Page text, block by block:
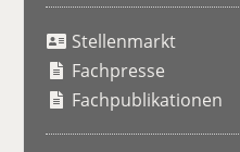
Stellenmarkt
Fachpresse
Fachpublikationen